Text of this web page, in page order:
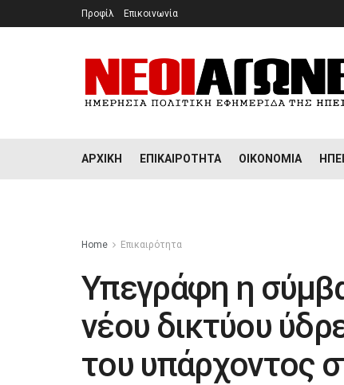
Προφίλ Επικοινωνία
ΑΡΧΙΚΉ ΕΠΙΚΑΙΡΌΤΗΤΑ ΟΙΚΟΝΟΜΊΑ
Home Επικαιρότητα
Υπεγράφη η
νέου δικτύου
του υπάρχοντος